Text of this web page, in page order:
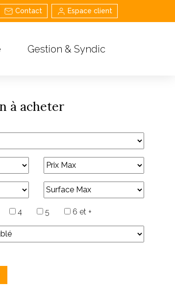
Contact Espace client
Gestion & Syndic
à acheter
4 5 6 et +